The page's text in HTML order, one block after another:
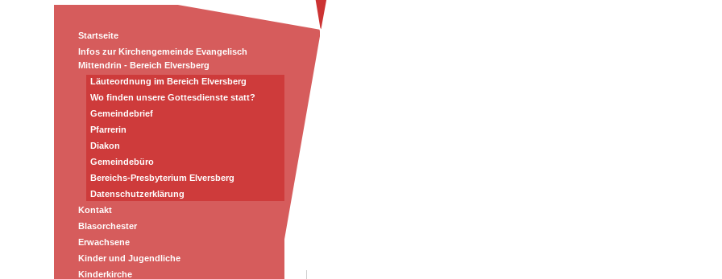
Startseite
Infos zur Kirchengemeinde Evangelisch
Mittendrin - Bereich Elversberg
Läuteordnung im Bereich Elversberg
Wo finden unsere Gottesdienste statt?
Gemeindebrief
Pfarrerin
Diakon
Gemeindebüro
Bereichs-Presbyterium Elversberg
Datenschutzerklärung
Kontakt
Blasorchester
Erwachsene
Kinder und Jugendliche
Kinderkirche